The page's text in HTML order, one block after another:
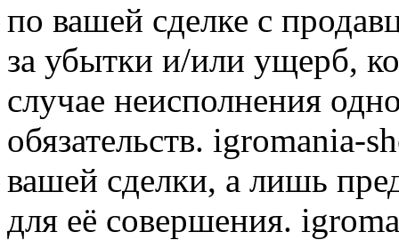
по вашей сделке с
за убытки и/или ущерб,
случае неисполнения
обязательств. igromania-
вашей сделки, а лишь
для её совершения.